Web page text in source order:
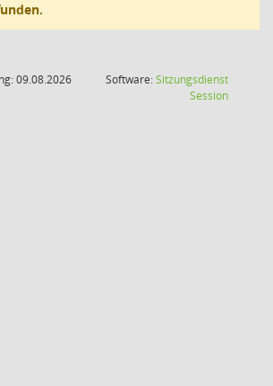
09.08.2026
Software:Sitzungsdienst
Session(Wird in